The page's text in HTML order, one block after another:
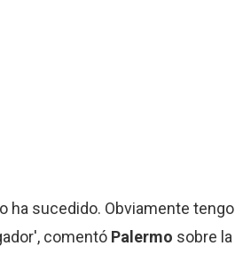
ha sucedido. Obviamente tengo
comentóPalermo sobre la